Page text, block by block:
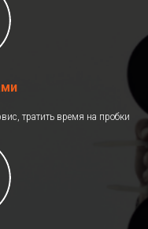
тратить время на пробки